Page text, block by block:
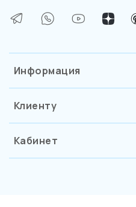
Информация
Клиенту
Кабинет